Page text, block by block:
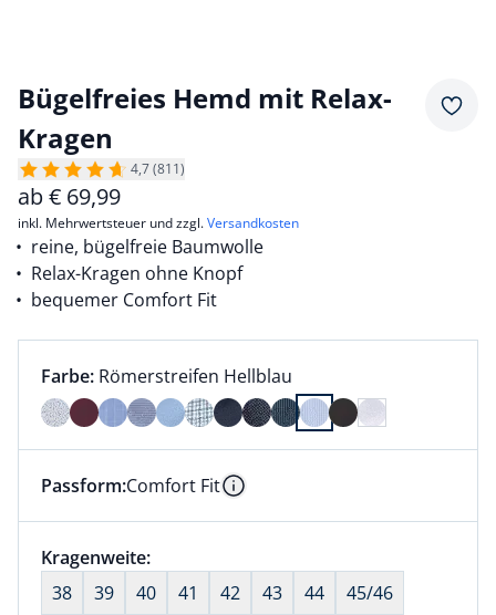
Bügelfreies Hemd mit Relax-
Kragen
4,7 (811)
ab€ 69,99
inkl. Mehrwertsteuer und zzgl.Versandkosten
reine, bügelfreie Baumwolle
Relax-Kragen ohne Knopf
bequemer Comfort Fit
Farbauswahl:
Farbe: aktuell ausgewählt:
Römerstreifen Hellblau
Farbe Römerstreifen Hellblau ausgewählt
Dieser Artikel hat die Passform Comfort Fit. für
Passform:Comfort Fit Information
Größenauswahl:
Kragenweite:nichts ausgewählt
38
39 40 41 42 43 44
45/46